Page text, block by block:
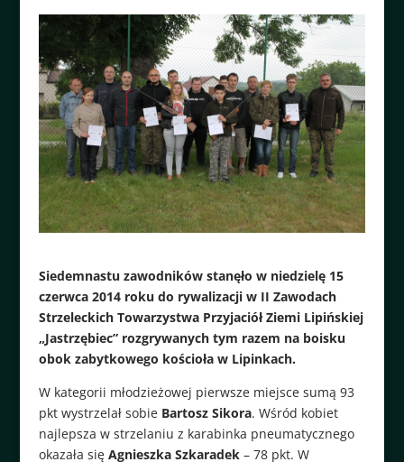
Siedemnastu zawodników stanęło w niedzielę 15
czerwca 2014 roku do rywalizacji w II Zawodach
Strzeleckich Towarzystwa Przyjaciół Ziemi Lipińskiej
„Jastrzębiec” rozgrywanych tym razem na boisku
obok zabytkowego kościoła w Lipinkach.
W kategorii młodzieżowej pierwsze miejsce sumą 93
pkt wystrzelał sobie Bartosz Sikora. Wśród kobiet
najlepsza w strzelaniu z karabinka pneumatycznego
okazała się Agnieszka Szkaradek– 78 pkt. W